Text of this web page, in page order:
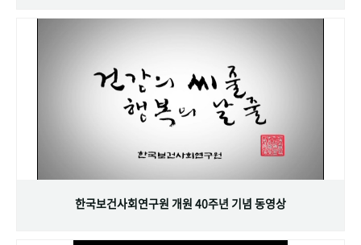
한국보건사회연구원 개원 40주년 기념 동영상